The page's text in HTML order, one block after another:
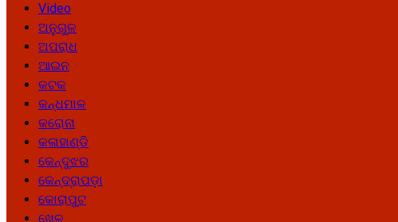
Video
ଅନୁଗୁଳ
ଅପରାଧ
ଆଇନ
କଟକ
କନ୍ଧମାଳ
କରୋନା
କଳାହାଣ୍ଡି
କେନ୍ଦୁଝର
କେନ୍ଦ୍ରାପଡ଼ା
କୋରାପୁଟ
ଖେଳ